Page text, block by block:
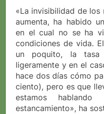
«La invisibilidad de los
aumenta, ha habido
en el cual no se ha
condiciones de vida.
un poquito, la
ligeramente y en el
hace dos días cómo
ciento), pero es que
estamos
estancamiento», ha